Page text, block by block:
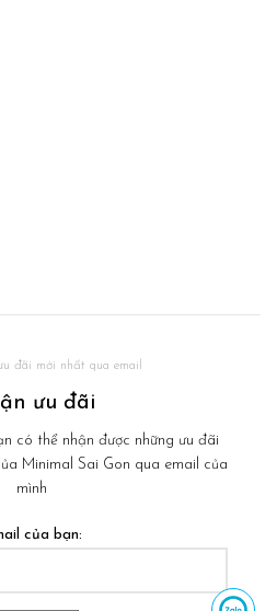
đãi mới nhất qua email
ưu đãi
có thể nhận được những ưu đãi
Minimal Sai Gon qua email của
mình
của bạn: